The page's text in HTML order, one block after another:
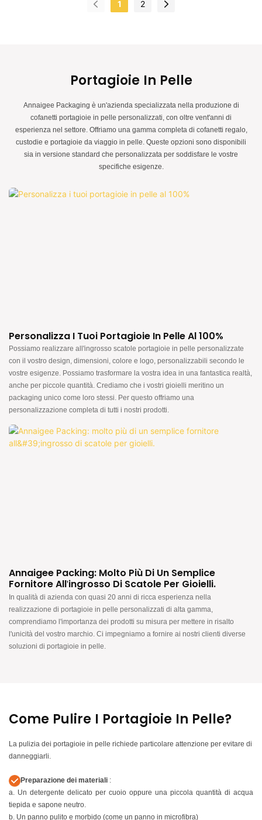
realizzata in pregiata pelle PU, finemente lavorata, con una trama di cuciture
1 2
Portagioie In Pelle
Annaigee Packaging è un'azienda specializzata nella produzione di
cofanetti portagioie in pelle personalizzati, con oltre vent'anni di
esperienza nel settore. Offriamo una gamma completa di cofanetti regalo,
custodie e portagioie da viaggio in pelle. Queste opzioni sono disponibili
sia in versione standard che personalizzata per soddisfare le vostre
specifiche esigenze.
Personalizza I Tuoi Portagioie In Pelle Al 100%
Possiamo realizzare all'ingrosso scatole portagioie in pelle personalizzate
con il vostro design, dimensioni, colore e logo, personalizzabili secondo le
vostre esigenze. Possiamo trasformare la vostra idea in una fantastica realtà,
anche per piccole quantità. Crediamo che i vostri gioielli meritino un
packaging unico come loro stessi. Per questo offriamo una
personalizzazione completa di tutti i nostri prodotti.
Annaigee Packing: Molto Più Di Un Semplice
Fornitore All'ingrosso Di Scatole Per Gioielli.
In qualità di azienda con quasi 20 anni di ricca esperienza nella
realizzazione di portagioie in pelle personalizzati di alta gamma,
comprendiamo l'importanza dei prodotti su misura per mettere in risalto
l'unicità del vostro marchio. Ci impegniamo a fornire ai nostri clienti diverse
soluzioni di portagioie in pelle.
Come Pulire I Portagioie In Pelle?
La pulizia dei portagioie in pelle richiede particolare attenzione per evitare di
danneggiarli.
Preparazione dei materiali :
a. Un detergente delicato per cuoio oppure una piccola quantità di acqua
tiepida e sapone neutro.
b. Un panno pulito e morbido (come un panno in microfibra)